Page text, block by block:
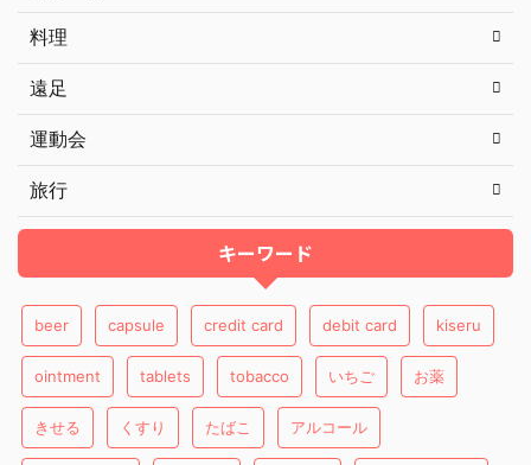
料理
遠足
運動会
旅行
キーワード
beer capsule credit card debit card kiseru
ointment tablets tobacco いちご お薬
きせる くすり たばこ アルコール